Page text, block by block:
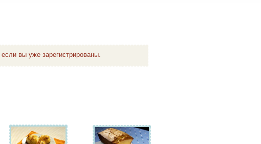
если вы уже зарегистрированы.